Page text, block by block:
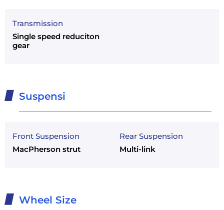
Transmission
Single speed reduciton
gear
Suspensi
Front Suspension
MacPherson strut
Rear Suspension
Multi-link
Wheel Size